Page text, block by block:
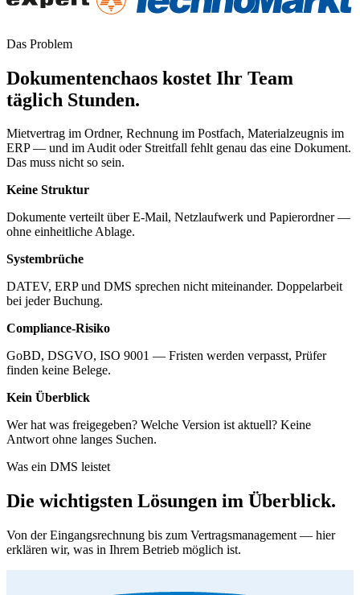
Das Problem
Dokumentenchaos kostet Ihr Team
täglich Stunden.
Mietvertrag im Ordner, Rechnung im Postfach, Materialzeugnis im
ERP — und im Audit oder Streitfall fehlt genau das eine Dokument.
Das muss nicht so sein.
Keine Struktur
Dokumente verteilt über E-Mail, Netzlaufwerk und Papierordner —
ohne einheitliche Ablage.
Systembrüche
DATEV, ERP und DMS sprechen nicht miteinander. Doppelarbeit
bei jeder Buchung.
Compliance-Risiko
GoBD, DSGVO, ISO 9001 — Fristen werden verpasst, Prüfer
finden keine Belege.
Kein Überblick
Wer hat was freigegeben? Welche Version ist aktuell? Keine
Antwort ohne langes Suchen.
Was ein DMS leistet
Die wichtigsten Lösungen im Überblick.
Von der Eingangsrechnung bis zum Vertragsmanagement — hier
erklären wir, was in Ihrem Betrieb möglich ist.